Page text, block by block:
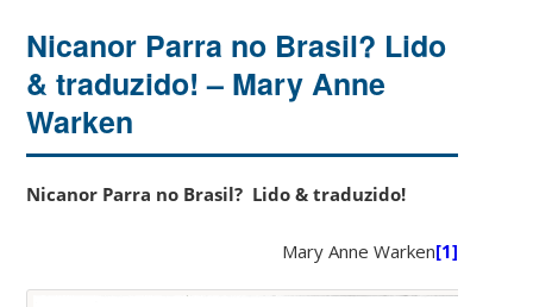
Nicanor Parra no Brasil? Lido
& traduzido! – Mary Anne
Warken
Nicanor Parra no Brasil? Lido & traduzido!
Mary Anne Warken[1]